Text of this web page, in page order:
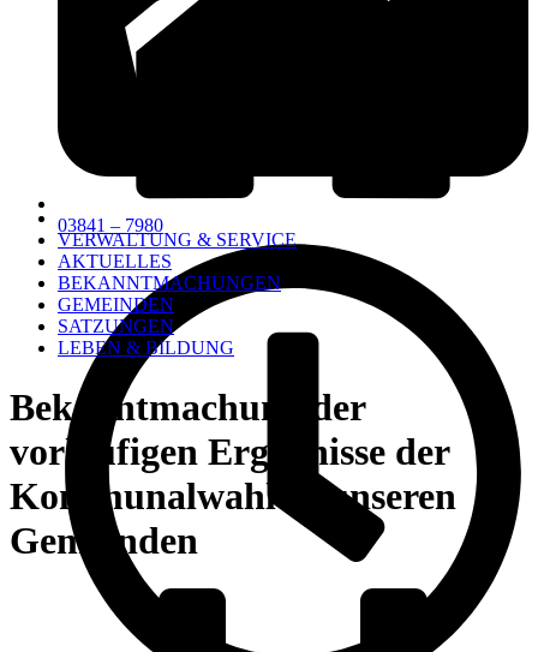
03841 – 7980
VERWALTUNG & SERVICE
AKTUELLES
BEKANNTMACHUNGEN
GEMEINDEN
SATZUNGEN
LEBEN & BILDUNG
Bekanntmachung der
vorläufigen Ergebnisse der
Kommunalwahl in unseren
Gemeinden